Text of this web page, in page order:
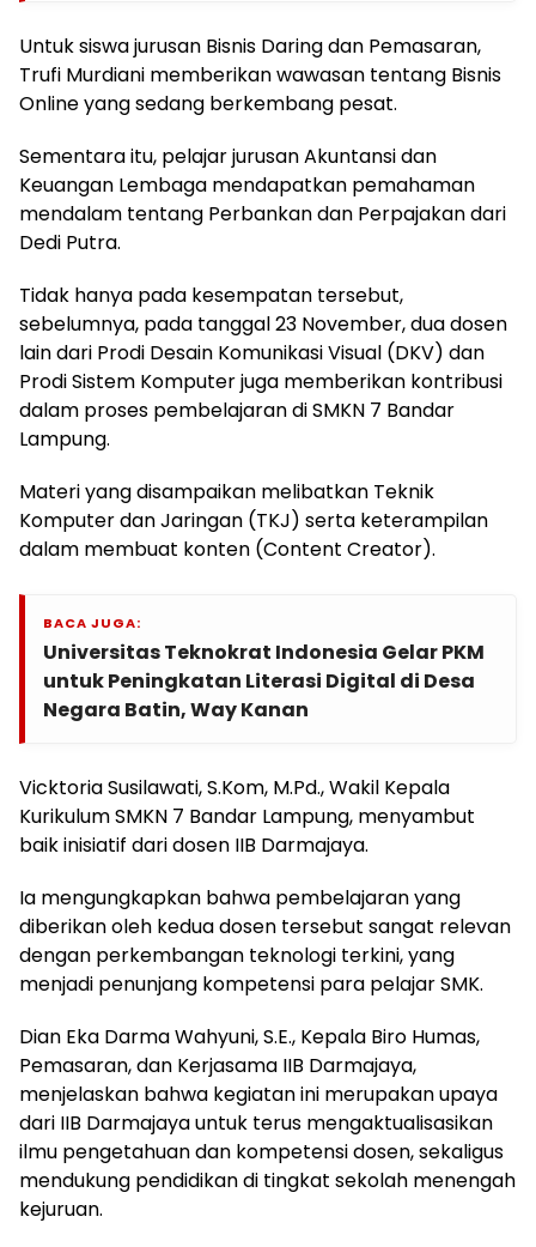
Untuk siswa jurusan Bisnis Daring dan Pemasaran,
Trufi Murdiani memberikan wawasan tentang Bisnis
Online yang sedang berkembang pesat.
Sementara itu, pelajar jurusan Akuntansi dan
Keuangan Lembaga mendapatkan pemahaman
mendalam tentang Perbankan dan Perpajakan dari
Dedi Putra.
Tidak hanya pada kesempatan tersebut,
sebelumnya, pada tanggal 23 November, dua dosen
lain dari Prodi Desain Komunikasi Visual (DKV) dan
Prodi Sistem Komputer juga memberikan kontribusi
dalam proses pembelajaran di SMKN 7 Bandar
Lampung.
Materi yang disampaikan melibatkan Teknik
Komputer dan Jaringan (TKJ) serta keterampilan
dalam membuat konten (Content Creator).
BACA JUGA:
Universitas Teknokrat Indonesia Gelar PKM
untuk Peningkatan Literasi Digital di Desa
Negara Batin, Way Kanan
Vicktoria Susilawati, S.Kom, M.Pd., Wakil Kepala
Kurikulum SMKN 7 Bandar Lampung, menyambut
baik inisiatif dari dosen IIB Darmajaya.
Ia mengungkapkan bahwa pembelajaran yang
diberikan oleh kedua dosen tersebut sangat relevan
dengan perkembangan teknologi terkini, yang
menjadi penunjang kompetensi para pelajar SMK.
Dian Eka Darma Wahyuni, S.E., Kepala Biro Humas,
Pemasaran, dan Kerjasama IIB Darmajaya,
menjelaskan bahwa kegiatan ini merupakan upaya
dari IIB Darmajaya untuk terus mengaktualisasikan
ilmu pengetahuan dan kompetensi dosen, sekaligus
mendukung pendidikan di tingkat sekolah menengah
kejuruan.